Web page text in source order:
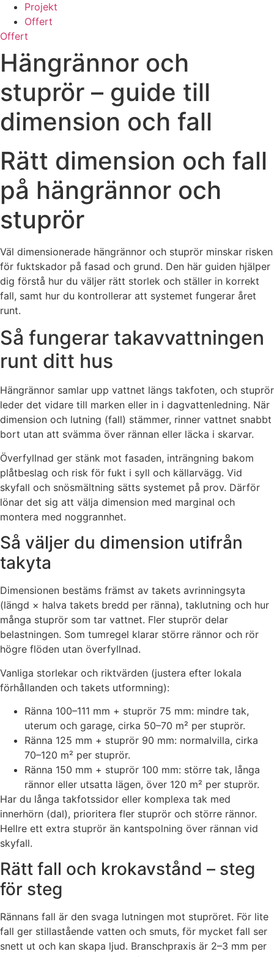
Projekt
Offert
Offert
Hängrännor och
stuprör – guide till
dimension och fall
Rätt dimension och fall
på hängrännor och
stuprör
Väl dimensionerade hängrännor och stuprör minskar risken
för fuktskador på fasad och grund. Den här guiden hjälper
dig förstå hur du väljer rätt storlek och ställer in korrekt
fall, samt hur du kontrollerar att systemet fungerar året
runt.
Så fungerar takavvattningen
runt ditt hus
Hängrännor samlar upp vattnet längs takfoten, och stuprör
leder det vidare till marken eller in i dagvattenledning. När
dimension och lutning (fall) stämmer, rinner vattnet snabbt
bort utan att svämma över rännan eller läcka i skarvar.
Överfyllnad ger stänk mot fasaden, inträngning bakom
plåtbeslag och risk för fukt i syll och källarvägg. Vid
skyfall och snösmältning sätts systemet på prov. Därför
lönar det sig att välja dimension med marginal och
montera med noggrannhet.
Så väljer du dimension utifrån
takyta
Dimensionen bestäms främst av takets avrinningsyta
(längd × halva takets bredd per ränna), taklutning och hur
många stuprör som tar vattnet. Fler stuprör delar
belastningen. Som tumregel klarar större rännor och rör
högre flöden utan överfyllnad.
Vanliga storlekar och riktvärden (justera efter lokala
förhållanden och takets utformning):
Ränna 100–111 mm + stuprör 75 mm: mindre tak,
uterum och garage, cirka 50–70 m² per stuprör.
Ränna 125 mm + stuprör 90 mm: normalvilla, cirka
70–120 m² per stuprör.
Ränna 150 mm + stuprör 100 mm: större tak, långa
rännor eller utsatta lägen, över 120 m² per stuprör.
Har du långa takfotssidor eller komplexa tak med
innerhörn (dal), prioritera fler stuprör och större rännor.
Hellre ett extra stuprör än kantspolning över rännan vid
skyfall.
Rätt fall och krokavstånd – steg
för steg
Rännans fall är den svaga lutningen mot stupröret. För lite
fall ger stillastående vatten och smuts, för mycket fall ser
snett ut och kan skapa ljud. Branschpraxis är 2–3 mm per